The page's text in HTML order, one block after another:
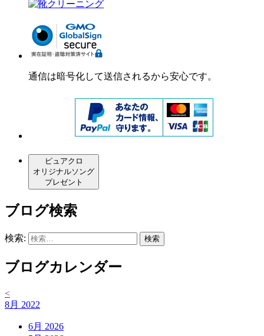
通信は暗号化して送信されるから安心です。
ピュアクロ
オリジナルソング
プレゼント
ブログ検索
検索:
ブログカレンダー
<
8月 2022
6月 2026